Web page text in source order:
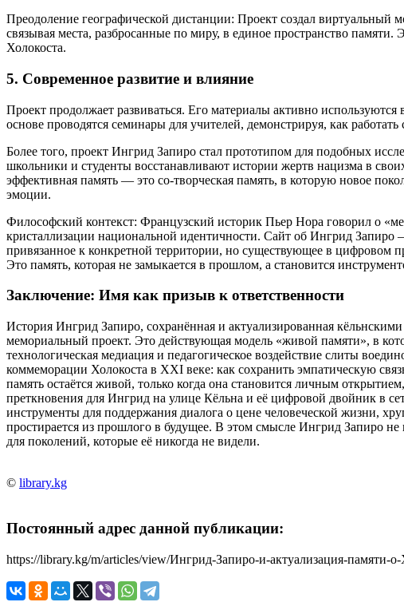
Преодоление географической дистанции: Проект создал
связывая места, разбросанные по миру, в единое пространство памяти.
Холокоста.
5. Современное развитие и влияние
Проект продолжает развиваться. Его материалы активно
основе проводятся семинары для учителей, демонстрируя, как
Более того, проект Ингрид Запиро стал прототипом для подобных
школьники и студенты восстанавливают истории жертв нацизма в
эффективная память — это со-творческая память, в которую новое
эмоции.
Философский контекст: Французский историк Пьер Нора говорил о
кристаллизации национальной идентичности. Сайт об Ингрид Запиро
привязанное к конкретной территории, но существующее в цифровом
Это память, которая не замыкается в прошлом, а становится
Заключение: Имя как призыв к ответственности
История Ингрид Запиро, сохранённая и актуализированная
мемориальный проект. Это действующая модель «живой памяти», в
технологическая медиация и педагогическое воздействие слиты
коммеморации Холокоста в XXI веке: как сохранить эмпатическую
память остаётся живой, только когда она становится личным
преткновения для Ингрид на улице Кёльна и её цифровой двойник в
инструменты для поддержания диалога о цене человеческой жизни,
простирается из прошлого в будущее. В этом смысле Ингрид Запиро не
для поколений, которые её никогда не видели.
© library.kg
Постоянный адрес данной публикации:
https://library.kg/m/articles/view/Ингрид-Запиро-и-актуализация-памяти-о-